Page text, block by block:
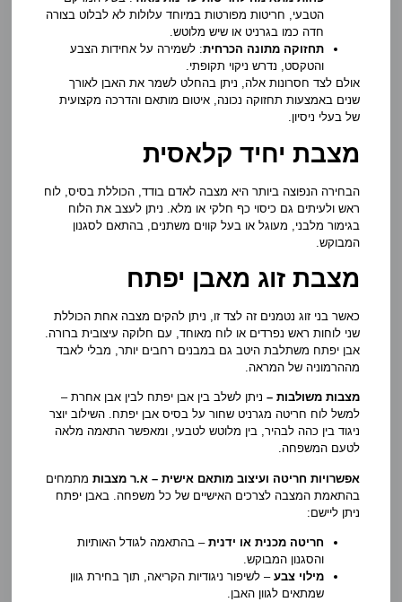
הטבעי, חריטות מפורטות במיוחד עלולות לא לבלוט בצורה
חדה כמו בגרניט או שיש מלוטש.
תחזוקה מתונה הכרחית: לשמירה על אחידות הצבע
והטקסט, נדרש ניקוי תקופתי.
אולם לצד חסרונות אלה, ניתן בהחלט לשמר את האבן לאורך
שנים באמצעות תחזוקה נכונה, איטום מותאם והדרכה מקצועית
של בעלי ניסיון.
מצבת יחיד קלאסית
הבחירה הנפוצה ביותר היא מצבה לאדם בודד, הכוללת בסיס, לוח
ראש ולעיתים גם כיסוי כף חלקי או מלא. ניתן לעצב את הלוח
בגימור מלבני, מעוגל או בעל קווים משתנים, בהתאם לסגנון
המבוקש.
מצבת זוג מאבן יפתח
כאשר בני זוג נטמנים זה לצד זו, ניתן להקים מצבה אחת הכוללת
שני לוחות ראש נפרדים או לוח מאוחד, עם חלוקה עיצובית ברורה.
אבן יפתח משתלבת היטב גם במבנים רחבים יותר, מבלי לאבד
מההרמוניה של המראה.
מצבות משולבות – ניתן לשלב בין אבן יפתח לבין אבן אחרת –
למשל לוח חריטה מגרניט שחור על בסיס אבן יפתח. השילוב יוצר
ניגוד בין כהה לבהיר, בין מלוטש לטבעי, ומאפשר התאמה מלאה
לטעם המשפחה.
אפשרויות חריטה ועיצוב מותאם אישית –א.ר מצבות מתמחים
בהתאמת המצבה לצרכים האישיים של כל משפחה. באבן יפתח
ניתן ליישם:
חריטה מכנית או ידנית – בהתאמה לגודל האותיות
והסגנון המבוקש.
מילוי צבע – לשיפור ניגודיות הקריאה, תוך בחירת גוון
שמתאים לגוון האבן.